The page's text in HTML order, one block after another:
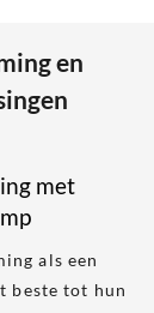
en
met
als een
beste tot hun